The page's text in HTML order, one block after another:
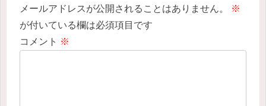
メールアドレスが公開されることはありません。
※
が付いている欄は必須項目です
コメント ※